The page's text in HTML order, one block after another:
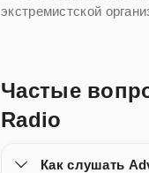
экстремистской
Частые
Radio
Как слушать